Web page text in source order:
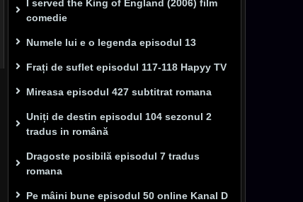
I served the King of England (2006) film
comedie
Numele lui e o legenda episodul 13
Frați de suflet episodul 117-118 Hapyy TV
Mireasa episodul 427 subtitrat romana
Uniți de destin episodul 104 sezonul 2
tradus in română
Dragoste posibilă episodul 7 tradus
romana
Pe mâini bune episodul 50 online Kanal D